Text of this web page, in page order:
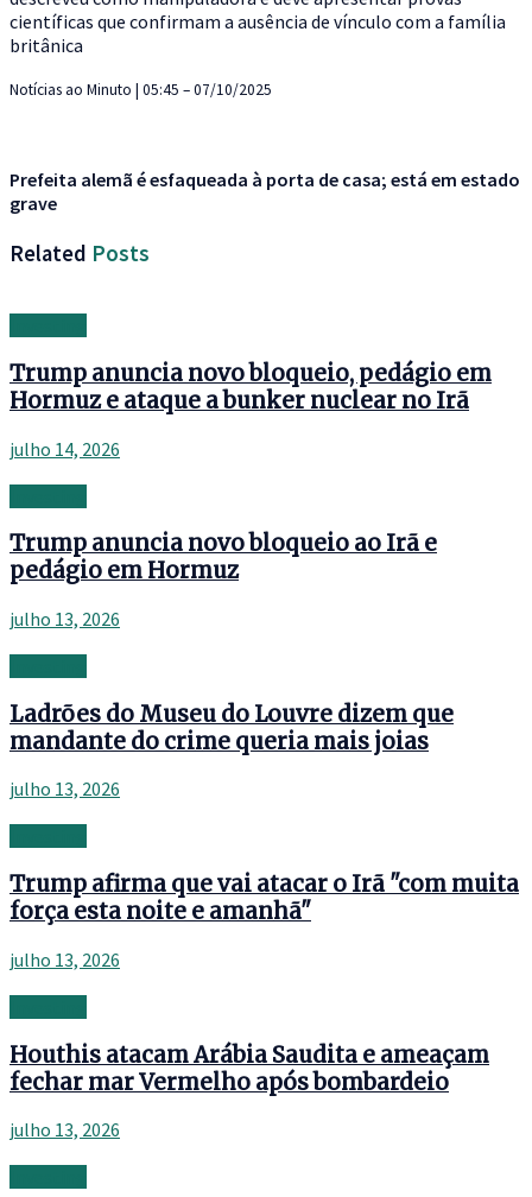
científicas que confirmam a ausência de vínculo com a família
britânica
Notícias ao Minuto | 05:45 – 07/10/2025
Prefeita alemã é esfaqueada à porta de casa; está em estado
grave
Related Posts
Trump anuncia novo bloqueio, pedágio em
Hormuz e ataque a bunker nuclear no Irã
julho 14, 2026
Trump anuncia novo bloqueio ao Irã e
pedágio em Hormuz
julho 13, 2026
Ladrões do Museu do Louvre dizem que
mandante do crime queria mais joias
julho 13, 2026
Trump afirma que vai atacar o Irã "com muita
força esta noite e amanhã"
julho 13, 2026
Houthis atacam Arábia Saudita e ameaçam
fechar mar Vermelho após bombardeio
julho 13, 2026